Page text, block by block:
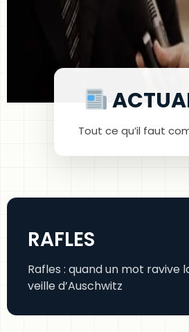
Tout ce qu’il faut
RAFLES
Rafles : quand un mot ravive
veille d’Auschwitz